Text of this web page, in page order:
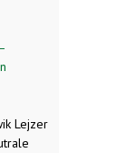
Lejzer